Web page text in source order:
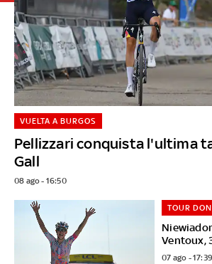
Pellizzari conquista l'ultima
Gall
VUELTA A BURGOS
08 ago - 16:50
Ventoux,
TOUR
07 ago - 17:39